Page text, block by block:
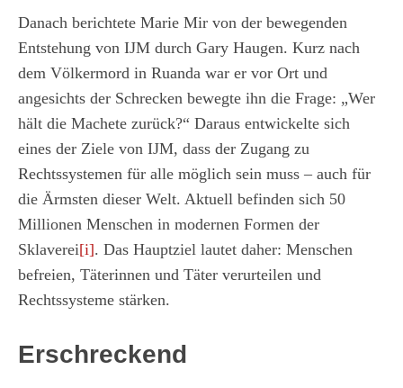
Danach berichtete Marie Mir von der bewegenden
Entstehung von IJM durch Gary Haugen. Kurz nach
dem Völkermord in Ruanda war er vor Ort und
angesichts der Schrecken bewegte ihn die Frage: „Wer
hält die Machete zurück?“ Daraus entwickelte sich
eines der Ziele von IJM, dass der Zugang zu
Rechtssystemen für alle möglich sein muss – auch für
die Ärmsten dieser Welt. Aktuell befinden sich 50
Millionen Menschen in modernen Formen der
Sklaverei[i]. Das Hauptziel lautet daher: Menschen
befreien, Täterinnen und Täter verurteilen und
Rechtssysteme stärken.
Erschreckend